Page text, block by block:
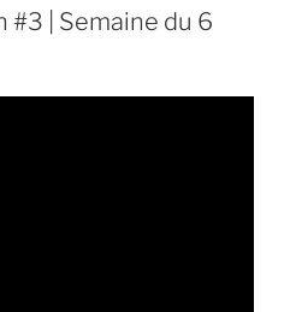
#3 | Semaine du 6